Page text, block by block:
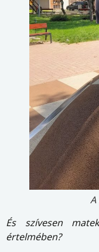
A
És szívesen
értelmében?